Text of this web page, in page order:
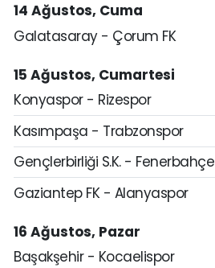
14 Ağustos, Cuma
Galatasaray - Çorum FK
15 Ağustos, Cumartesi
Konyaspor - Rizespor
Kasımpaşa - Trabzonspor
Gençlerbirliği S.K. - Fenerbahçe
Gaziantep FK - Alanyaspor
16 Ağustos, Pazar
Başakşehir - Kocaelispor